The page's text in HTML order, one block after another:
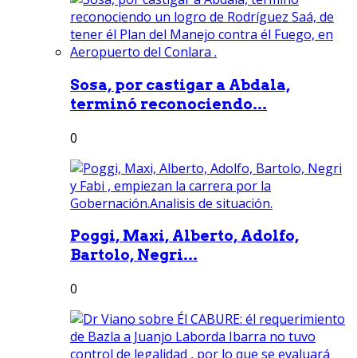
Sosa, por castigar a Abdala,
terminó reconociendo...
0
Poggi, Maxi, Alberto, Adolfo,
Bartolo, Negri...
0